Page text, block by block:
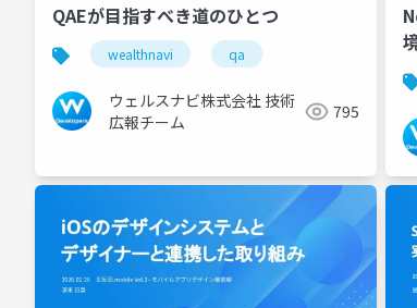
QAEが目指すべき道のひとつ
wealthnavi qa
ウェルスナビ株式会社 技術
広報チーム
795